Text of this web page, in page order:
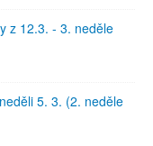
z 12.3. - 3. neděle
5. 3. (2. neděle